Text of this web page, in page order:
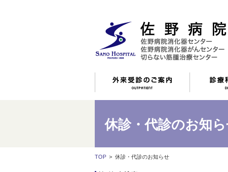
休診・代診のお知
TOP > 休診・代診のお知らせ